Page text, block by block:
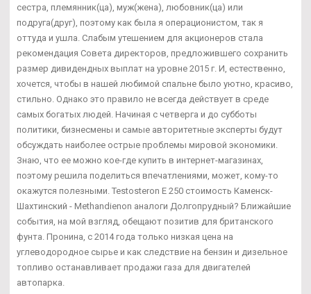
сестра, племянник(ца), муж(жена), любовник(ца) или
подруга(друг), поэтому как была я операционистом, так я
оттуда и ушла. Слабым утешением для акционеров стала
рекомендация Совета директоров, предложившего сохранить
размер дивидендных выплат на уровне 2015 г. И, естественно,
хочется, чтобы в нашей любимой спальне было уютно, красиво,
стильно. Однако это правило не всегда действует в среде
самых богатых людей. Начиная с четверга и до субботы
политики, бизнесмены и самые авторитетные эксперты будут
обсуждать наиболее острые проблемы мировой экономики.
Знаю, что ее можно кое-где купить в интернет-магазинах,
поэтому решила поделиться впечатлениями, может, кому-то
окажутся полезными. Testosteron E 250 стоимость Каменск-
Шахтинский - Methandienon аналоги Долгопрудный? Ближайшие
события, на мой взгляд, обещают позитив для британского
фунта. Пронина, с 2014 года только низкая цена на
углеводородное сырье и как следствие на бензин и дизельное
топливо останавливает продажи газа для двигателей
автопарка.